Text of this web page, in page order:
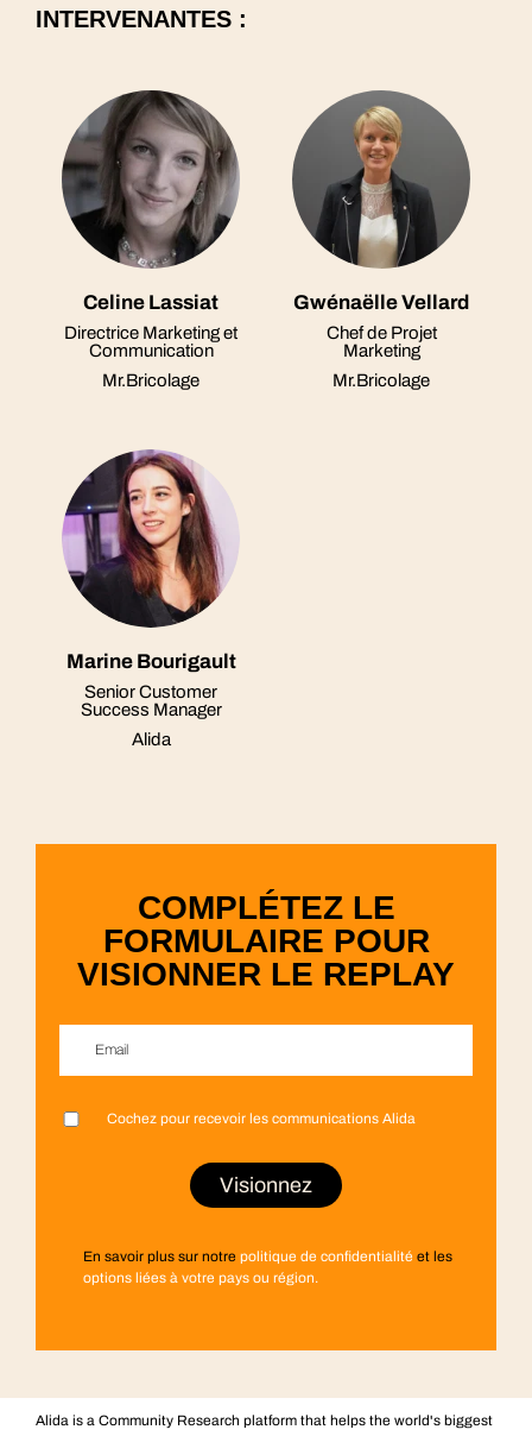
INTERVENANTES :
Celine Lassiat
Directrice Marketing et
Communication
Mr.Bricolage
Gwénaëlle Vellard
Chef de Projet
Marketing
Mr.Bricolage
Marine Bourigault
Senior Customer
Success Manager
Alida
COMPLÉTEZ LE
FORMULAIRE POUR
VISIONNER LE REPLAY
Email *
Prénom*
Nom*
Entreprise*
Fonction*
Pays*
Cochez pour recevoir les communications Alida
En savoir plus sur notre politique de confidentialité et les
options liées à votre pays ou région.
Alida is a Community Research platform that helps the world's biggest